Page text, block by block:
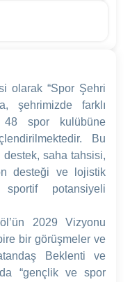
olarak “Spor Şehri
şehrimizde farklı
48 spor kulübüne
Bu
saha tahsisi,
desteği ve lojistik
potansiyeli
2029 Vizyonu
bir görüşmeler ve
Beklenti ve
“gençlik ve spor